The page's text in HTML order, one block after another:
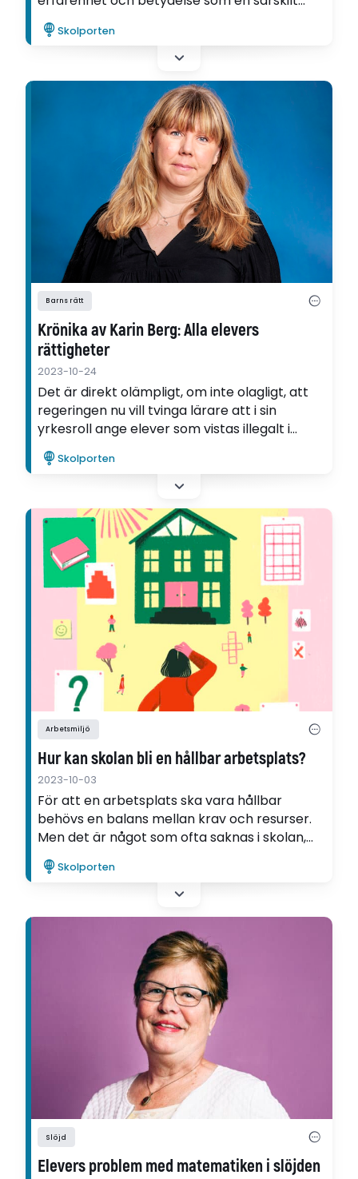
skicklig lärare. Det visar Frida Grimms
avhandling, som nu har valts till
Lärarpanelens favorit.
Skolporten
Barns rätt
Krönika av Karin Berg: Alla elevers
rättigheter
2023-10-24
Det är direkt olämpligt, om inte olagligt, att
regeringen nu vill tvinga lärare att i sin
yrkesroll ange elever som vistas illegalt i
landet. Det skriver gymnasieläraren och
Skolportens krönikör Karin Berg om
politikernas förslag till en angiverilag.
Skolporten
Arbetsmiljö
Hur kan skolan bli en hållbar arbetsplats?
2023-10-03
För att en arbetsplats ska vara hållbar
behövs en balans mellan krav och resurser.
Men det är något som ofta saknas i skolan,
menar Tina Forsberg, forskare vid Högskolan
Dalarna.
Skolporten
Slöjd
Elevers problem med matematiken i slöjden